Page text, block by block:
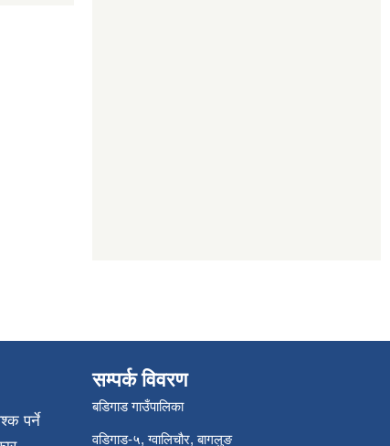
पर्ने
सम्पर्क विवरण
बडिगाड गाउँपालिका
वडिगाड-५, ग्वालिचौर, बागलुङ